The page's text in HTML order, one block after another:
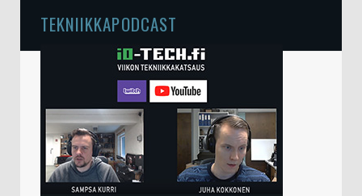
TEKNIIKKAPODCAST